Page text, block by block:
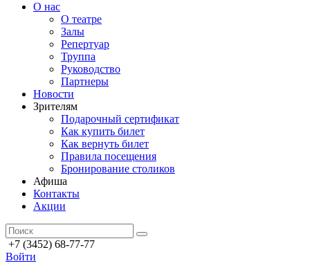
О нас
О театре
Залы
Репертуар
Труппа
Руководство
Партнеры
Новости
Зрителям
Подарочный сертификат
Как купить билет
Как вернуть билет
Правила посещения
Бронирование столиков
Афиша
Контакты
Акции
+7 (3452) 68-77-77
Войти